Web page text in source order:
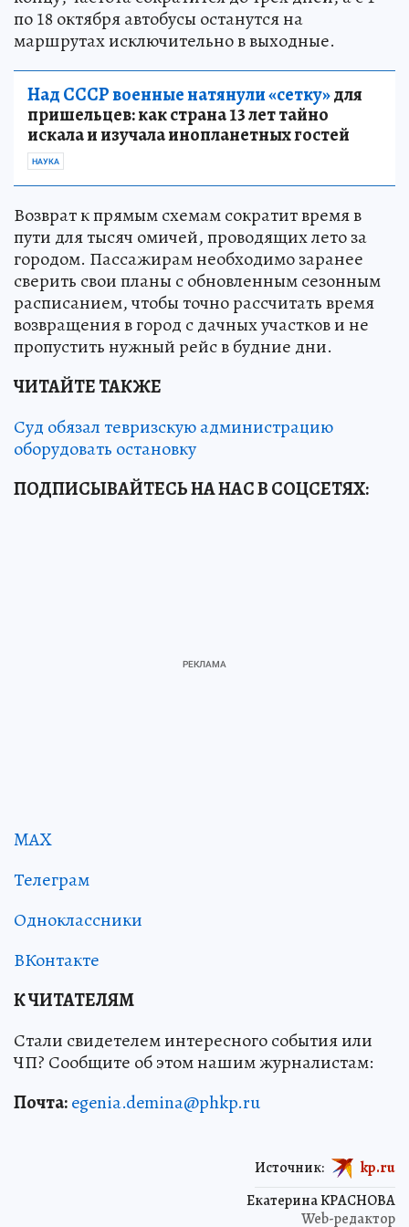
по 18 октября автобусы останутся на
маршрутах исключительно в выходные.
Над СССР военные натянули «сетку»для
пришельцев: как страна 13 лет тайно
искала и изучала инопланетных гостей
НАУКА
Возврат к прямым схемам сократит время в
пути для тысяч омичей, проводящих лето за
городом. Пассажирам необходимо заранее
сверить свои планы с обновленным сезонным
расписанием, чтобы точно рассчитать время
возвращения в город с дачных участков и не
пропустить нужный рейс в будние дни.
ЧИТАЙТЕ ТАКЖЕ
Суд обязал тевризскую администрацию
оборудовать остановку
ПОДПИСЫВАЙТЕСЬ НА НАС В СОЦСЕТЯХ:
MAX
Телеграм
Одноклассники
ВКонтакте
К ЧИТАТЕЛЯМ
Стали свидетелем интересного события или
ЧП? Сообщите об этом нашим журналистам:
Почта:egenia.demina@phkp.ru
Екатерина КРАСНОВА
Web-редактор
Источник: kp.ru